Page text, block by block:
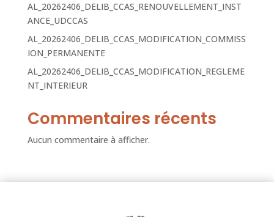
AL_20262406_DELIB_CCAS_RENOUVELLEMENT_INST
ANCE_UDCCAS
AL_20262406_DELIB_CCAS_MODIFICATION_COMMISS
ION_PERMANENTE
AL_20262406_DELIB_CCAS_MODIFICATION_REGLEME
NT_INTERIEUR
Commentaires récents
Aucun commentaire à afficher.